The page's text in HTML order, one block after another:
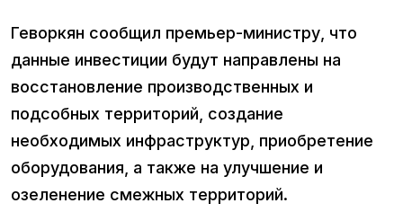
Геворкян сообщил премьер-министру, что
данные инвестиции будут направлены на
восстановление производственных и
подсобных территорий, создание
необходимых инфраструктур, приобретение
оборудования, а также на улучшение и
озеленение смежных территорий.